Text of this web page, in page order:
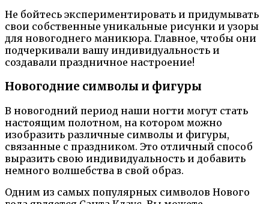
Не бойтесь экспериментировать и придумывать
свои собственные уникальные рисунки и узоры
для новогоднего маникюра. Главное, чтобы они
подчеркивали вашу индивидуальность и
создавали праздничное настроение!
Новогодние символы и фигуры
В новогодний период наши ногти могут стать
настоящим полотном, на котором можно
изобразить различные символы и фигуры,
связанные с праздником. Это отличный способ
выразить свою индивидуальность и добавить
немного волшебства в свой образ.
Одним из самых популярных символов Нового